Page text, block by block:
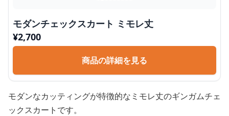
モダンチェックスカート ミモレ丈
¥2,700
商品の詳細を見る
モダンなカッティングが特徴的なミモレ丈のギンガムチェ
ックスカートです。